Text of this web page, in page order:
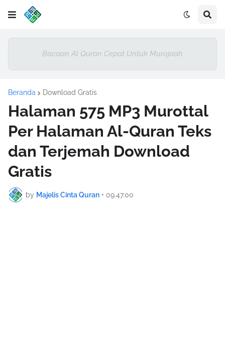
Bacaan Al Quran Cepat Untuk Murojaah
Beranda Download Gratis
Halaman 575 MP3 Murottal
Per Halaman Al-Quran Teks
dan Terjemah Download
Gratis
by Majelis Cinta Quran • 09.47.00